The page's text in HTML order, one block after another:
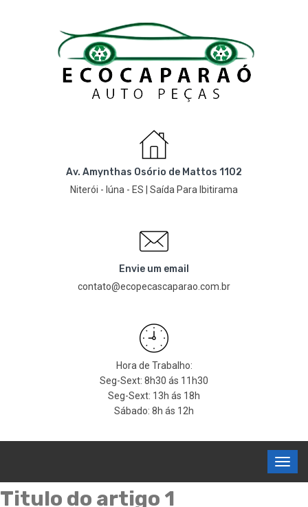
Av. Amynthas Osório de Mattos 1102
Niterói - Iúna - ES | Saída Para Ibitirama
Envie um email
contato@ecopecascaparao.com.br
Hora de Trabalho:
Seg-Sext: 8h30 ás 11h30
Seg-Sext: 13h ás 18h
Sábado: 8h ás 12h
Titulo do artigo 1